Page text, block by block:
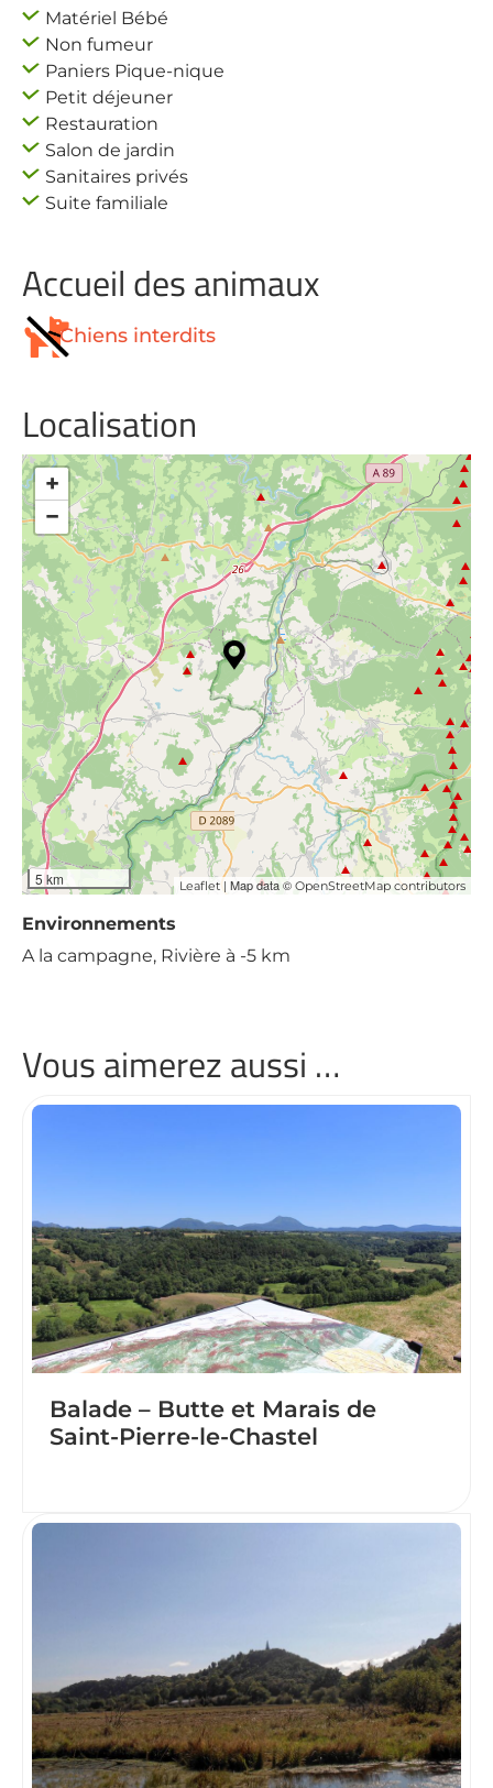
Matériel Bébé
Non fumeur
Paniers Pique-nique
Petit déjeuner
Restauration
Salon de jardin
Sanitaires privés
Suite familiale
Accueil des animaux
Chiens interdits
Localisation
+
−
5 km Leaflet | Map data © OpenStreetMap contributors
Environnements
A la campagne, Rivière à -5 km
Vous aimerez aussi …
Balade – Butte et Marais de
Saint-Pierre-le-Chastel